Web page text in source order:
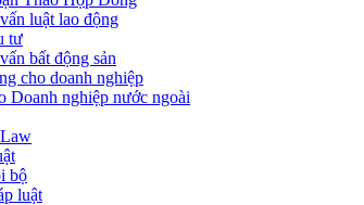
luật lao động
tư
bất động sản
cho doanh nghiệp
Doanh nghiệp nước ngoài
bộ
luật